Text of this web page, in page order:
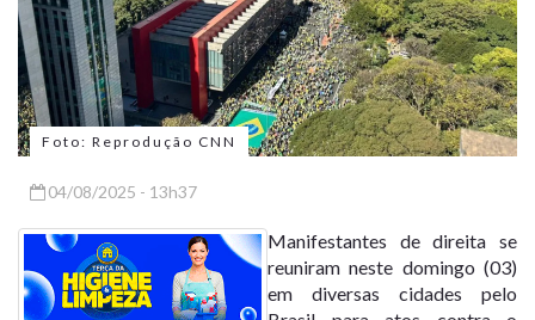
Foto: Reprodução CNN
04/08/2025 - 13h37
Manifestantes de direita se
reuniram neste domingo (03)
em diversas cidades pelo